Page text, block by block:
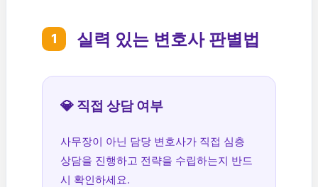
1 실력 있는 변호사 판별법
💎 직접 상담 여부
사무장이 아닌 담당 변호사가 직접 심층
상담을 진행하고 전략을 수립하는지 반드
시 확인하세요.